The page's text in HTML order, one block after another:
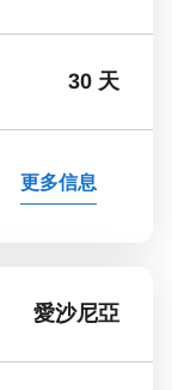
30 天
更多信息
愛沙尼亞